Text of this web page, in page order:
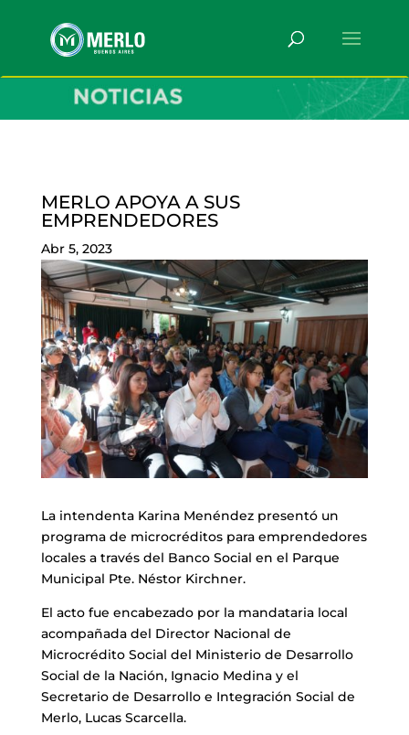
MERLO APOYA A SUS
EMPRENDEDORES
Abr 5, 2023
La intendenta Karina Menéndez presentó un
programa de microcréditos para emprendedores
locales a través del Banco Social en el Parque
Municipal Pte. Néstor Kirchner.
El acto fue encabezado por la mandataria local
acompañada del Director Nacional de
Microcrédito Social del Ministerio de Desarrollo
Social de la Nación, Ignacio Medina y el
Secretario de Desarrollo e Integración Social de
Merlo, Lucas Scarcella.